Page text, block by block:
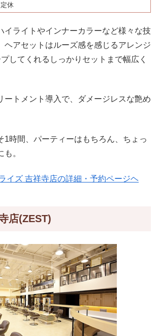
休
イライトやインナーカラーなど様々な技
ヘアセットはルーズ感を感じるアレンジ
してくれるしっかりセットまで幅広く
ートメント導入で、ダメージレスな艶め
1時間、パーティーはもちろん、ちょっ
。
イズ 吉祥寺店の詳細・予約ページヘ
店(ZEST)